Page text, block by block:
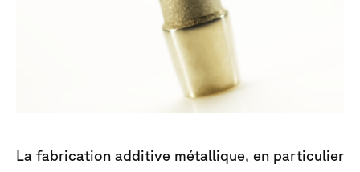
La fabrication additive métallique, en particulier